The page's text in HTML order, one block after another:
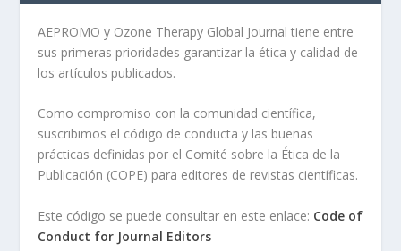
AEPROMO y Ozone Therapy Global Journal tiene entre
sus primeras prioridades garantizar la ética y calidad de
los artículos publicados.
Como compromiso con la comunidad científica,
suscribimos el código de conducta y las buenas
prácticas definidas por el Comité sobre la Ética de la
Publicación (COPE) para editores de revistas científicas.
Este código se puede consultar en este enlace: Code of
Conduct for Journal Editors